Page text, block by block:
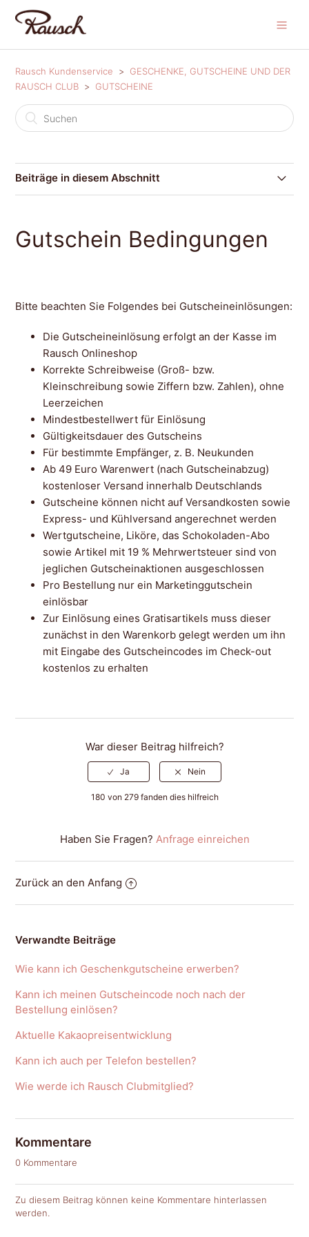
Rausch Kundenservice
GESCHENKE, GUTSCHEINE UND DER
RAUSCH CLUB
GUTSCHEINE
Beiträge in diesem Abschnitt
Kann ich meinen Gutscheincode noch nach der
Gutschein Bedingungen
Bitte beachten Sie Folgendes bei Gutscheineinlösungen:
Die Gutscheineinlösung erfolgt an der Kasse im
Rausch Onlineshop
Korrekte Schreibweise (Groß- bzw.
Kleinschreibung sowie Ziffern bzw. Zahlen), ohne
Leerzeichen
Mindestbestellwert für Einlösung
Gültigkeitsdauer des Gutscheins
Für bestimmte Empfänger, z. B. Neukunden
Ab 49 Euro Warenwert (nach Gutscheinabzug)
kostenloser Versand innerhalb Deutschlands
Gutscheine können nicht auf Versandkosten sowie
Express- und Kühlversand angerechnet werden
Wertgutscheine, Liköre, das Schokoladen-Abo
sowie Artikel mit 19 % Mehrwertsteuer sind von
jeglichen Gutscheinaktionen ausgeschlossen
Pro Bestellung nur ein Marketinggutschein
einlösbar
Zur Einlösung eines Gratisartikels muss dieser
zunächst in den Warenkorb gelegt werden um ihn
mit Eingabe des Gutscheincodes im Check-out
kostenlos zu erhalten
War dieser Beitrag hilfreich?
180 von 279 fanden dies hilfreich
Haben Sie Fragen? Anfrage einreichen
Zurück an den Anfang
Verwandte Beiträge
Wie kann ich Geschenkgutscheine erwerben?
Kann ich meinen Gutscheincode noch nach der
Bestellung einlösen?
Aktuelle Kakaopreisentwicklung
Kann ich auch per Telefon bestellen?
Wie werde ich Rausch Clubmitglied?
Kommentare
0 Kommentare
Zu diesem Beitrag können keine Kommentare hinterlassen
werden.